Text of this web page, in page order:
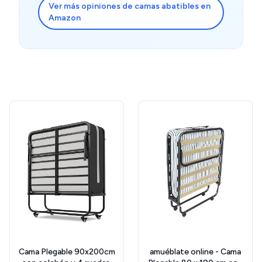
Ver más opiniones de camas abatibles en
Amazon
Cama Plegable 90x200cm
amuéblate online - Cama